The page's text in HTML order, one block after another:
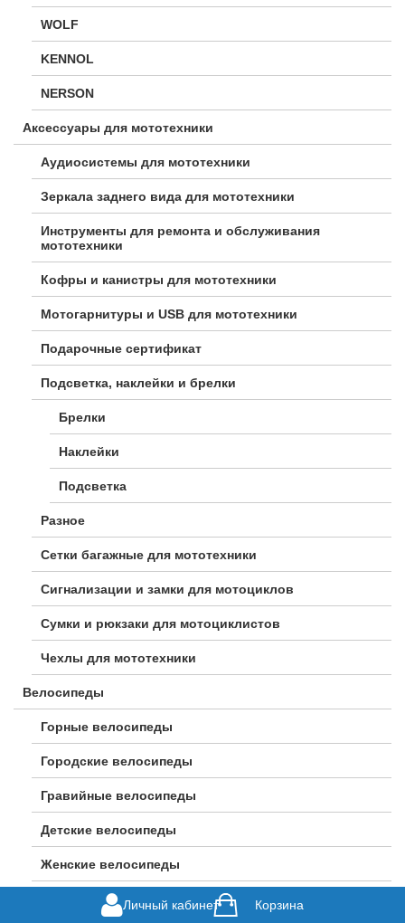
WOLF
KENNOL
NERSON
Аксессуары для мототехники
Аудиосистемы для мототехники
Зеркала заднего вида для мототехники
Инструменты для ремонта и обслуживания
мототехники
Кофры и канистры для мототехники
Мотогарнитуры и USB для мототехники
Подарочные сертификат
Подсветка, наклейки и брелки
Брелки
Наклейки
Подсветка
Разное
Сетки багажные для мототехники
Сигнализации и замки для мотоциклов
Сумки и рюкзаки для мотоциклистов
Чехлы для мототехники
Велосипеды
Горные велосипеды
Городские велосипеды
Гравийные велосипеды
Детские велосипеды
Женские велосипеды
Подростковые велосипеды
Личный кабинет Корзина